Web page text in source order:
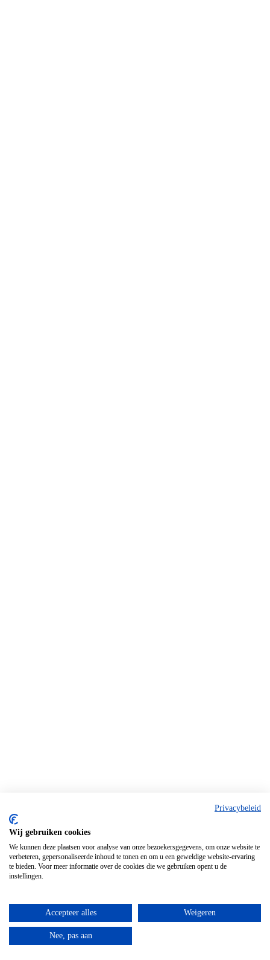
Privacybeleid
Wij gebruiken cookies
We kunnen deze plaatsen voor analyse van onze bezoekersgegevens, om onze website te
verbeteren, gepersonaliseerde inhoud te tonen en om u een geweldige website-ervaring
te bieden. Voor meer informatie over de cookies die we gebruiken opent u de
instellingen.
Accepteer alles Weigeren
Nee, pas aan